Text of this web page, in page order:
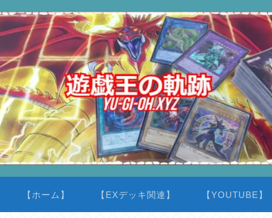
【ホーム】 【EXデッキ関連】 【YOUTUBE】